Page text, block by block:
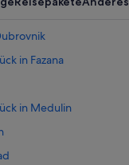
in Fazana
in Medulin